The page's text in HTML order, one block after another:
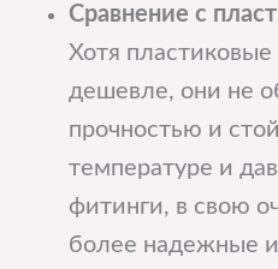
Сравнение с
Хотя
дешевле, они не
прочностью и
температуре и
фитинги, в свою
более надежные